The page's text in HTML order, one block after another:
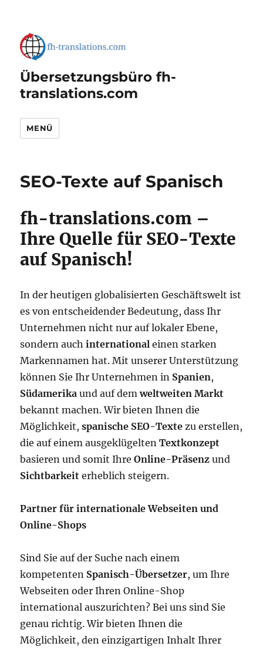
Übersetzungsbüro fh-
translations.com
MENÜ
SEO-Texte auf Spanisch
fh-translations.com –
Ihre Quelle für SEO-Texte
auf Spanisch!
In der heutigen globalisierten Geschäftswelt ist
es von entscheidender Bedeutung, dass Ihr
Unternehmen nicht nur auf lokaler Ebene,
sondern auchinternational einen starken
Markennamen hat. Mit unserer Unterstützung
können Sie Ihr Unternehmen in Spanien,
Südamerika und auf demweltweiten Markt
bekannt machen. Wir bieten Ihnen die
Möglichkeit,spanische SEO-Texte zu erstellen,
die auf einem ausgeklügeltenTextkonzept
basieren und somit IhreOnline-Präsenz und
Sichtbarkeit erheblich steigern.
Partner für internationale Webseiten und
Online-Shops
Sind Sie auf der Suche nach einem
kompetenten Spanisch-Übersetzer, um Ihre
Webseiten oder Ihren Online-Shop
international auszurichten? Bei uns sind Sie
genau richtig. Wir bieten Ihnen die
Möglichkeit, den einzigartigen Inhalt Ihrer